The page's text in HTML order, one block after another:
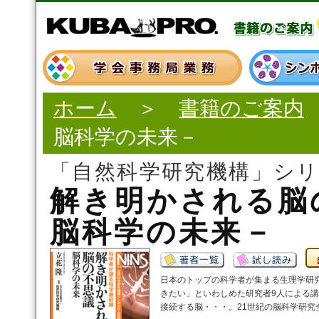
ホーム ＞ 書籍のご案内
脳科学の未来－
「自然科学研究機構」シ
解き明かされる脳
脳科学の未来－
日本のトップの科学者が集まる生理学
きたい」といわしめた研究者9人による
接続する脳・・・。21世紀の脳科学研究